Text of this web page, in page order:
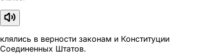
клялись в верности законам и Конституции
Соединенных Штатов.